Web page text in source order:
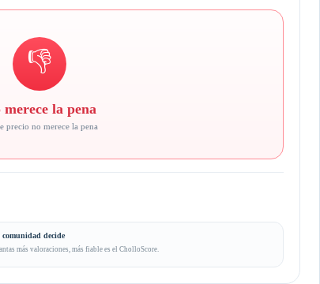
👎
merece la pena
precio no merece la pena
comunidad decide
más valoraciones, más fiable es el CholloScore.